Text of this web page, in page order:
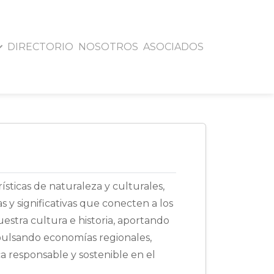
DIRECTORIO NOSOTROS ASOCIADOS
de naturaleza y culturales,
y significativas que conecten a los
cultura e historia, aportando
economías regionales,
y sostenible en el